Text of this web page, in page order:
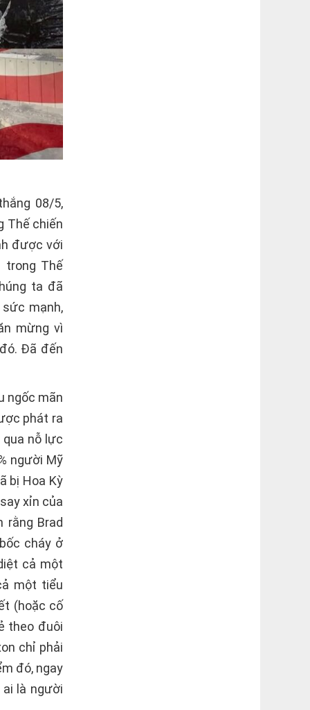
08/5,
Thế chiến
được với
trong Thế
ta đã
mạnh,
mừng vì
Đã đến
ngốc mãn
phát ra
nỗ lực
người Mỹ
bị Hoa Kỳ
xỉn của
rằng Brad
cháy ở
cả một
một tiểu
(hoặc cố
theo đuôi
chỉ phải
đó, ngay
là người